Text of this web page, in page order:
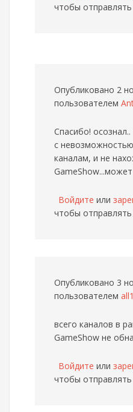
чтобы
Опубликовано 2
пользователем
Спасибо!
с
каналам, и не
Войдите или
чтобы
Опубликовано 3
пользователем
всего каналов в
GameShow не
Войдите или
чтобы